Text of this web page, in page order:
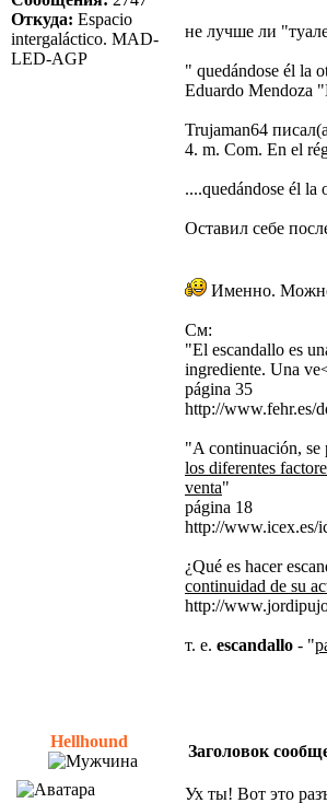
Откуда: Espacio
intergaláctico. MAD-
LED-AGP
не лучше ли
" quedándose él la
Eduardo Mendoza
Trujaman64
4. m. Com. En el
....quedándose él la
Оставил себе
Именно.
См:
"El escandallo es
ingrediente. Una
página 35
http://www.fehr.es/
"A continuación, se
los diferentes
venta"
página 18
http://www.icex.es/
¿Qué es hacer
continuidad de su
http://
т. е. escandallo - "
Hellhound
Заголовок
Ух ты! Вот это